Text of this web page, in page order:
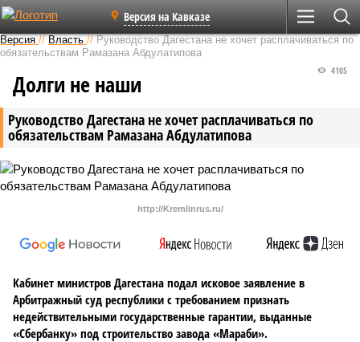
Версия на Кавказе
Версия //Власть //Руководство Дагестана не хочет расплачиваться по
обязательствам Рамазана Абдулатипова
Руководство Дагестана не хочет расплачиваться по
обязательствам Рамазана Абдулатипова
4105
Долги не наши
http://Kremlinrus.ru/
Кабинет министров Дагестана подал исковое заявление в
Арбитражный суд республики с требованием признать
недействительными государственные гарантии, выданные
«Сбербанку» под строительство завода «Мараби».